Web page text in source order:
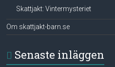
Skattjakt: Vintermysteriet
Om skattjakt-barn.se
Senaste inläggen